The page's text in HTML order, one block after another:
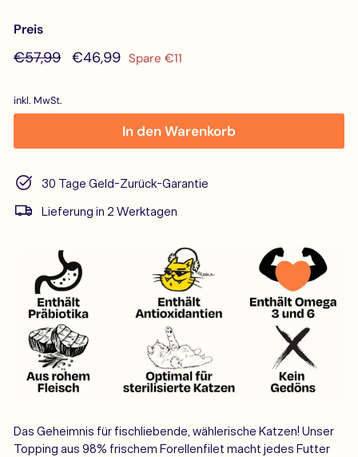
Preis
Normaler
€57,99€57,99
Sonderpreis
€46,99 €46,99
Spare €11
inkl. MwSt.
In den Warenkorb
30 Tage Geld-Zurück-Garantie
Lieferung in 2 Werktagen
Das Geheimnis für fischliebende, wählerische Katzen! Unser
Topping aus 98% frischem Forellenfilet macht jedes Futter